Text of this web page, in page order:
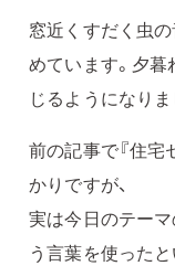
窓近くすだく虫
めています。夕
じるようになりま
前の記事で『住
かりですが、
実は今日のテーマ
う言葉を使った